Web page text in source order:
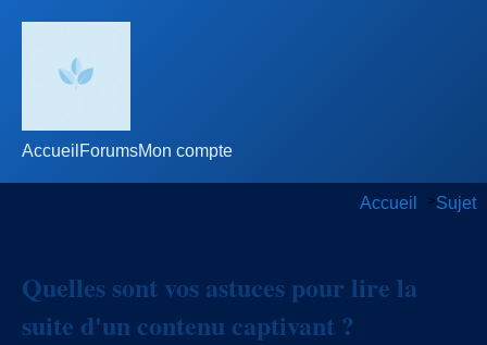
Accueil ForumsMon compte
Accueil >Sujet
Quelles sont vos astuces pour lire la
suite d'un contenu captivant ?